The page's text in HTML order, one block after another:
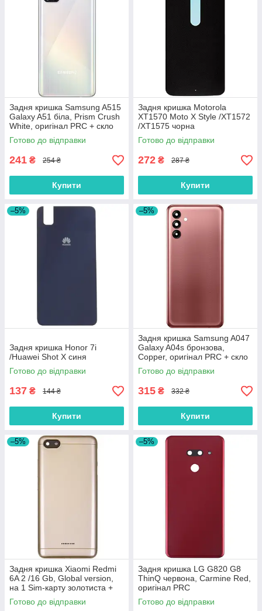
Задня кришка Samsung A515
Galaxy A51 біла, Prism Crush
White, оригінал PRC + скло
камери
Готово до відправки
241 ₴ 254 ₴
Купити
Задня кришка Motorola
XT1570 Moto X Style /XT1572
/XT1575 чорна
Готово до відправки
272 ₴ 287 ₴
Купити
–5%
Задня кришка Honor 7i
/Huawei Shot X синя
Готово до відправки
137 ₴ 144 ₴
Купити
–5%
Задня кришка Samsung A047
Galaxy A04s бронзова,
Copper, оригінал PRC + скло
камери
Готово до відправки
315 ₴ 332 ₴
Купити
–5%
Задня кришка Xiaomi Redmi
6A 2 /16 Gb, Global version,
на 1 Sim-карту золотиста +
скло камери
Готово до відправки
–5%
Задня кришка LG G820 G8
ThinQ червона, Carmine Red,
оригінал PRC
Готово до відправки